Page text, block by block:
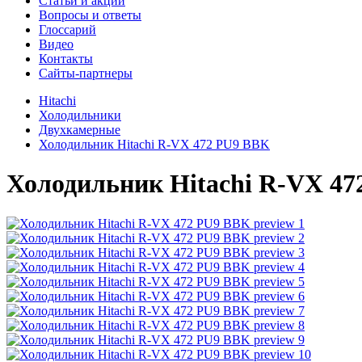
Вопросы и ответы
Глоссарий
Видео
Контакты
Сайты-партнеры
Hitachi
Холодильники
Двухкамерные
Холодильник Hitachi R-VX 472 PU9 BBK
ХолодильникHitachi R-VX